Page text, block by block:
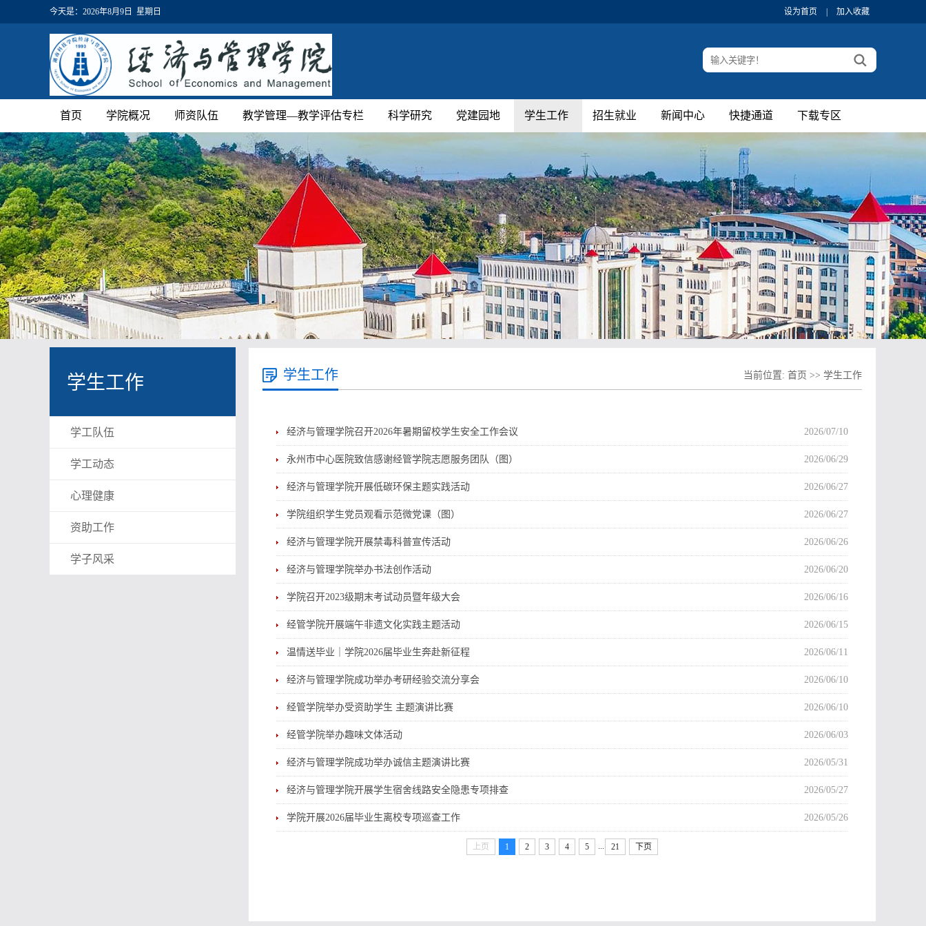
今天是： 2026年8月9日 星期日 设为首页 加入收藏
首页 学院概况 师资队伍 教学管理—教学评估专栏 科学研究 党建园地 学生工作 招生就业 新闻中心 快捷通道 下载专区
学生工作
学工队伍
学工动态
心理健康
资助工作
学子风采
学生工作 当前位置: 首页 >> 学生工作
经济与管理学院召开2026年暑期留校学生安全工作会议 2026/07/10
永州市中心医院致信感谢经管学院志愿服务团队（图） 2026/06/29
经济与管理学院开展低碳环保主题实践活动 2026/06/27
学院组织学生党员观看示范微党课（图） 2026/06/27
经济与管理学院开展禁毒科普宣传活动 2026/06/26
经济与管理学院举办书法创作活动 2026/06/20
学院召开2023级期末考试动员暨年级大会 2026/06/16
经管学院开展端午非遗文化实践主题活动 2026/06/15
温情送毕业｜学院2026届毕业生奔赴新征程 2026/06/11
经济与管理学院成功举办考研经验交流分享会 2026/06/10
经管学院举办受资助学生 主题演讲比赛 2026/06/10
经管学院举办趣味文体活动 2026/06/03
经济与管理学院成功举办诚信主题演讲比赛 2026/05/31
经济与管理学院开展学生宿舍线路安全隐患专项排查 2026/05/27
学院开展2026届毕业生离校专项巡查工作 2026/05/26
上页 1 2 3 4 5 21 下页